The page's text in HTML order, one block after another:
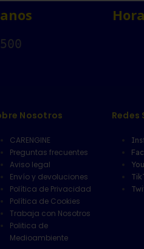
Nosotros
CARENGINE
Preguntas frecuentes
Aviso legal
Envío y devoluciones
Política de Privacidad
Política de Cookies
Trabaja con Nosotros
Politica de
Medioambiente
Redes